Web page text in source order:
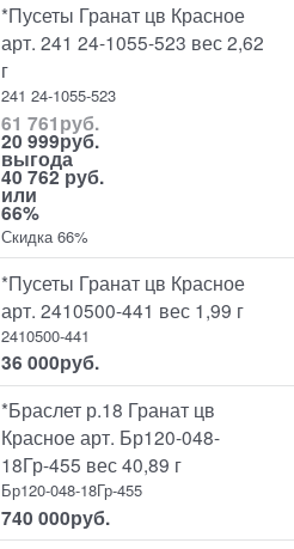
*Пусеты Гранат цв Красное
арт. 241 24-1055-523 вес 2,62
г
241 24-1055-523
61 761руб.
20 999руб.
выгода
40 762 руб.
или
66%
Скидка 66%
*Пусеты Гранат цв Красное
арт. 2410500-441 вес 1,99 г
2410500-441
36 000руб.
*Браслет р.18 Гранат цв
Красное арт. Бр120-048-
18Гр-455 вес 40,89 г
Бр120-048-18Гр-455
740 000руб.